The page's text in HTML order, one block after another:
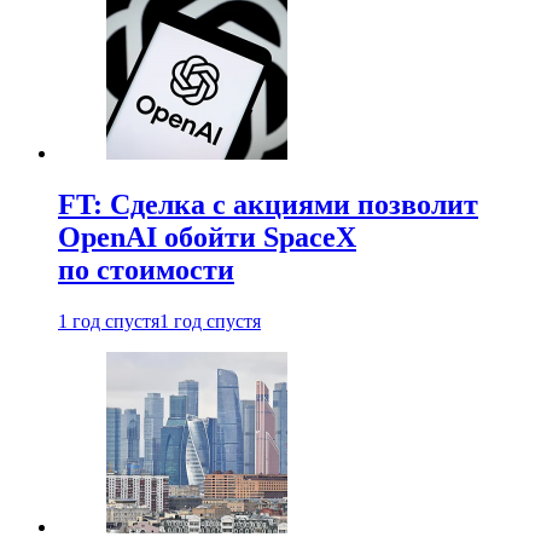
FT: Сделка с акциями позволит
OpenAI обойти SpaceX
по стоимости
1 год спустя1 год спустя